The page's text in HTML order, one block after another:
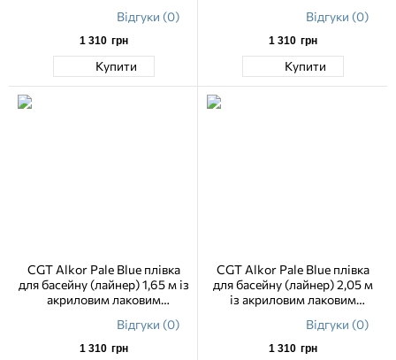
Відгуки (0)
1 310 грн
Купити
Відгуки (0)
1 310 грн
Купити
CGT Alkor Pale Blue плівка
для басейну (лайнер) 1,65 м із
акриловим лаковим
Відгуки (0)
1 310 грн
CGT Alkor Pale Blue плівка
для басейну (лайнер) 2,05 м
із акриловим лаковим
Відгуки (0)
1 310 грн